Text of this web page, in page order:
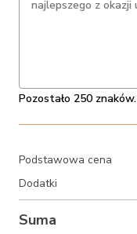
Pozostało 250 znaków.
Podstawowa cena
Dodatki
Suma